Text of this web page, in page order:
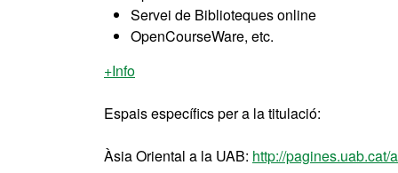
Servei de Biblioteques online
OpenCourseWare, etc.
+Info
Espais específics per a la titulació:
Àsia Oriental a la UAB: http://pagines.uab.cat/